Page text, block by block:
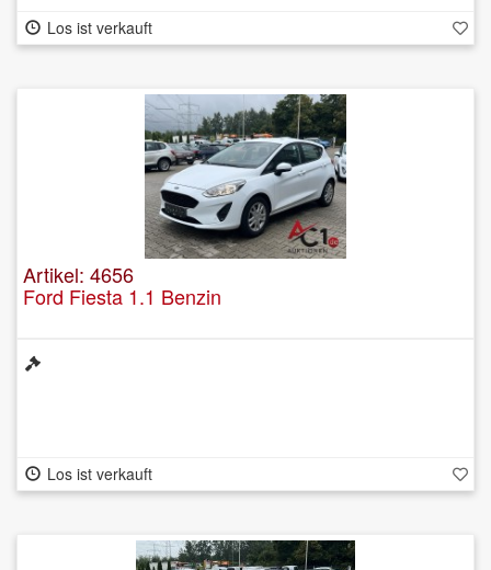
Los ist verkauft
Artikel: 4656
Ford Fiesta 1.1 Benzin
Los ist verkauft